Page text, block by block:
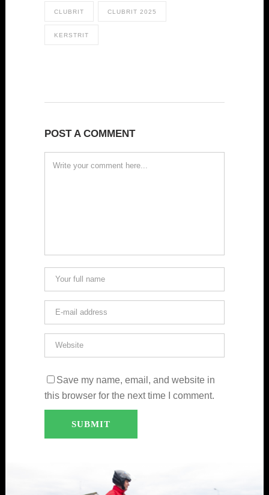
CLUBRIT CLUBRIT 2025
KERSTRIT
POST A COMMENT
Save my name, email, and website in
this browser for the next time I comment.